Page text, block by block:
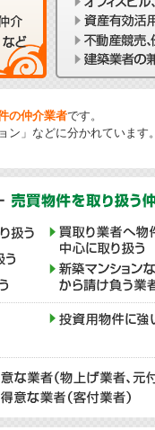
の仲介業者です。
」などに分かれています。